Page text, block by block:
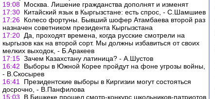
19:08 Москва. Лишение гражданства дополнят и изменят
17:30 Китайский язык в Кыргызстане: есть спрос, - С.Шамшиев
17:26 Колесо фортуны. Бывший шофер Атамбаева второй раз
назначен советником президента Кыргызстана
17:20 Да, проходят времена, когда русские смотрели на
кыргызов как на второй сорт. Мы должны избавиться от своих
мелких выходок, - Б.Аракеев
17:15 Зачем Казахстану латиница? - А.Шустов
16:42
Выборы в Южной Корее пройдут на фоне угрозы войны,
- В.Скосырев
16:41
Президентские выборы в Киргизии могут состояться
досрочно, - В.Панфилова
15:03
В Бишкеке прошел смотр-конкурс школьников-патриотов